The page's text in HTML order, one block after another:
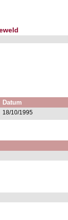
Datum
18/10/1995